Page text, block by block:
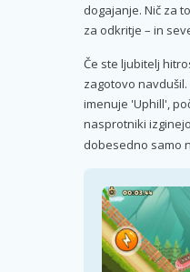
dogajanje. Nič za
za odkritje – in
Če ste ljubitelj
zagotovo
imenuje 'Uphill',
nasprotniki
dobesedno samo